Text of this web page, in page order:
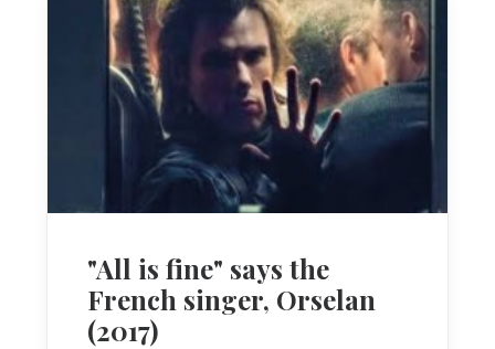
#SOFRENCHCLASS PRIVACY POLICY
Recherche
"All is fine" says the
French singer, Orselan
(2017)